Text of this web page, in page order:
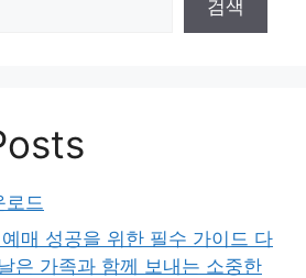
검색
로드
매 성공을 위한 필수 가이드 다
은 가족과 함께 보내는 소중한